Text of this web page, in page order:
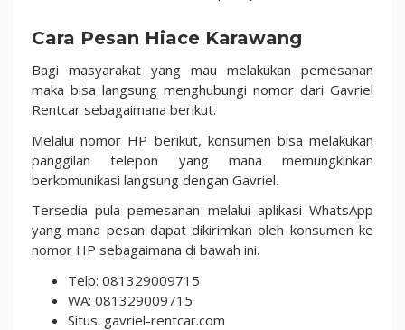
Cara Pesan Hiace Karawang
Bagi masyarakat yang mau melakukan pemesanan
maka bisa langsung menghubungi nomor dari Gavriel
Rentcar sebagaimana berikut.
Melalui nomor HP berikut, konsumen bisa melakukan
panggilan telepon yang mana memungkinkan
berkomunikasi langsung dengan Gavriel.
Tersedia pula pemesanan melalui aplikasi WhatsApp
yang mana pesan dapat dikirimkan oleh konsumen ke
nomor HP sebagaimana di bawah ini.
Telp: 081329009715
WA: 081329009715
Situs: gavriel-rentcar.com